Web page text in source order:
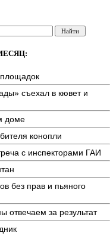
площадок
съехал в кювет и
доме
конопли
с инспекторами ГАИ
без прав и пьяного
за результат